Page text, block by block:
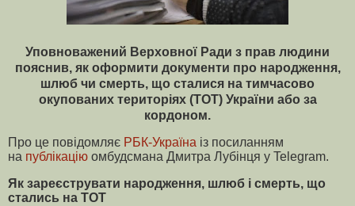
Уповноважений Верховної Ради з прав людини
пояснив, як оформити документи про народження,
шлюб чи смерть, що сталися на тимчасово
окупованих територіях (ТОТ) України або за
кордоном.
Про це повідомляє РБК-Україна із посиланням
на публікацію омбудсмана Дмитра Лубінця у Telegram.
Як зареєструвати народження, шлюб і смерть, що
стались на ТОТ